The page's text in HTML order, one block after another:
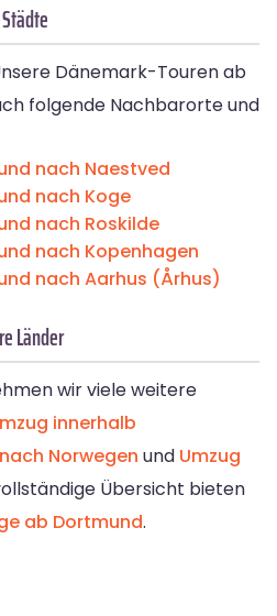
Dänemark-Touren ab
folgende Nachbarorte und
nach Naestved
nach Koge
nach Roskilde
nach Kopenhagen
nach Aarhus (Århus)
Länder
wir viele weitere
innerhalb
Norwegen und Umzug
Übersicht bieten
ab Dortmund.